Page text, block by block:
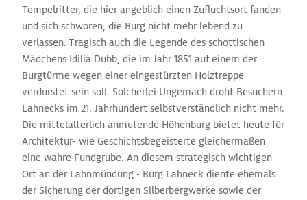
Tempelritter, die hier angeblich einen Zufluchtsort fanden
und sich schworen, die Burg nicht mehr lebend zu
verlassen. Tragisch auch die Legende des schottischen
Mädchens Idilia Dubb, die im Jahr 1851 auf einem der
Burgtürme wegen einer eingestürzten Holztreppe
verdurstet sein soll. Solcherlei Ungemach droht Besuchern
Lahnecks im 21. Jahrhundert selbstverständlich nicht mehr.
Die mittelalterlich anmutende Höhenburg bietet heute für
Architektur- wie Geschichtsbegeisterte gleichermaßen
eine wahre Fundgrube. An diesem strategisch wichtigen
Ort an der Lahnmündung - Burg Lahneck diente ehemals
der Sicherung der dortigen Silberbergwerke sowie der